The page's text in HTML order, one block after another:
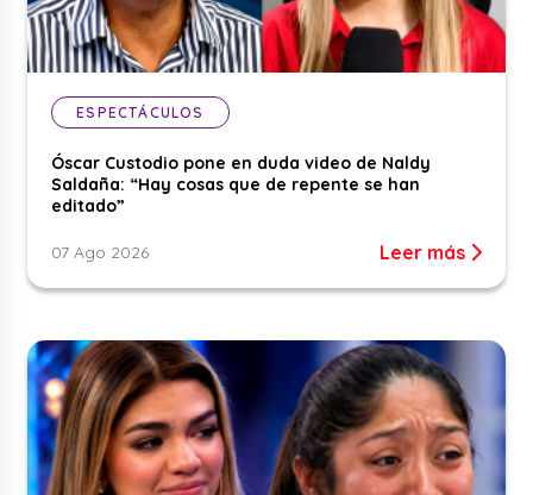
ESPECTÁCULOS
Óscar Custodio pone en duda video de Naldy
Saldaña: “Hay cosas que de repente se han
editado”
07 Ago 2026 Leer más